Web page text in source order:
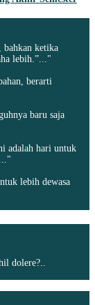
bahkan ketika
lebih.”..."
berarti
baru saja
adalah hari untuk
lebih dewasa
dolere?..